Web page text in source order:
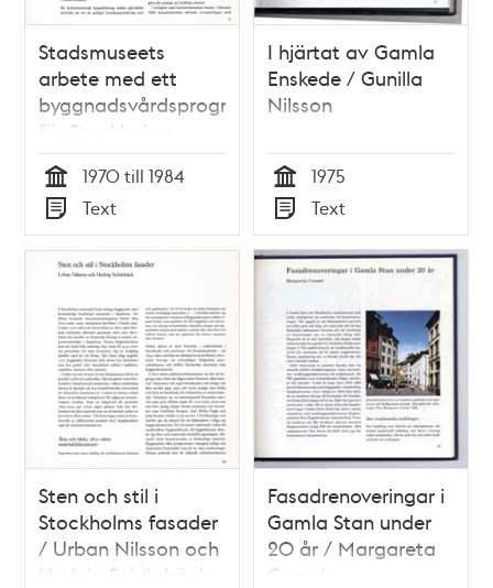
Stadsmuseets
arbete med ett
byggnadsvårdsprogram
för Stockholms
innerstad /
Marianne Råberg
Tid
1970 till 1984
Typ
Text
I hjärtat av Gamla
Enskede / Gunilla
Nilsson
Tid
1975
Typ
Text
Sten och stil i
Stockholms fasader
/ Urban Nilsson och
Hedvig Schönbäck
Fasadrenoveringar i
Gamla Stan under
20 år / Margareta
Cramér